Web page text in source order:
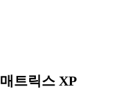
매트릭스 XP